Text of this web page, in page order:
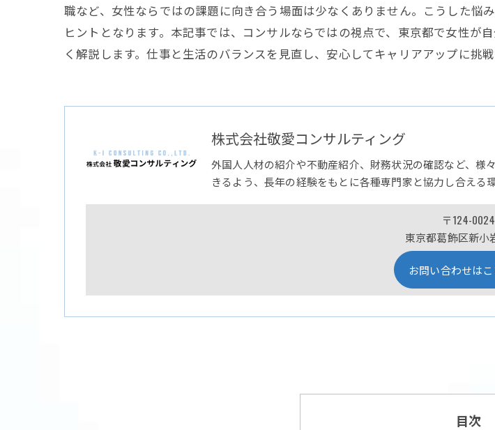
職など、女性ならではの課題に向き合う場面は少なくありません。こうした
ヒントとなります。本記事では、コンサルならではの視点で、東京都で女性
く解説します。仕事と生活のバランスを見直し、安心してキャリアアップに挑
株式会社敬愛コンサルティング
外国人人材の紹介や不動産紹介、財務状況の確認など、
きるよう、長年の経験をもとに各種専門家と協力し合える
〒124-0024
東京都葛飾区新小
お問い合わせは
目次